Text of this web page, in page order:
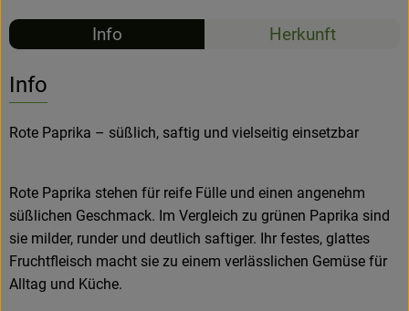
Über uns
Hofladen
Info Herkunft
Info
Rote Paprika – süßlich, saftig und vielseitig einsetzbar
Rote Paprika stehen für reife Fülle und einen angenehm
süßlichen Geschmack. Im Vergleich zu grünen Paprika sind
sie milder, runder und deutlich saftiger. Ihr festes, glattes
Fruchtfleisch macht sie zu einem verlässlichen Gemüse für
Alltag und Küche.